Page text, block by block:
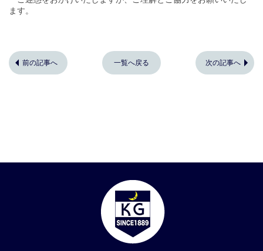
ます。
前の記事へ 一覧へ戻る 次の記事へ